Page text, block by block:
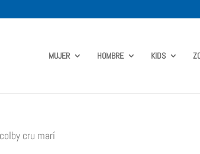
MUJER HOMBRE KIDS
cru marí